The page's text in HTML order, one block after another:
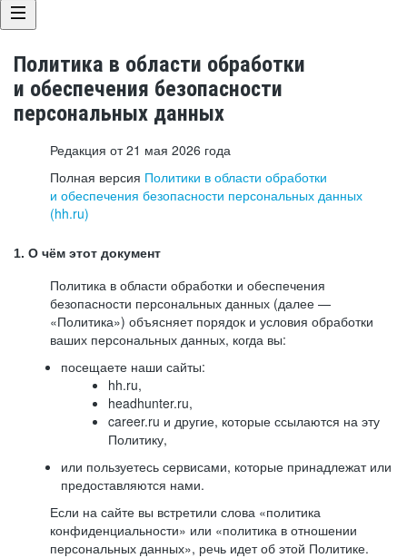
Политика в области обработки
и обеспечения безопасности
персональных данных
Редакция от 21 мая 2026 года
Полная версия Политики в области обработки
и обеспечения безопасности персональных данных
(hh.ru)
1. О чём этот документ
Политика в области обработки и обеспечения
безопасности персональных данных (далее —
«Политика») объясняет порядок и условия обработки
ваших персональных данных, когда вы:
посещаете наши сайты:
hh.ru,
headhunter.ru,
career.ru и другие, которые ссылаются на эту
Политику,
или пользуетесь сервисами, которые принадлежат или
предоставляются нами.
Если на сайте вы встретили слова «политика
конфиденциальности» или «политика в отношении
персональных данных», речь идет об этой Политике.